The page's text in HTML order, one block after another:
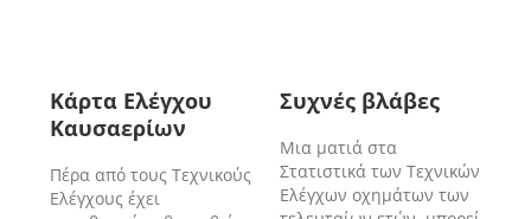
Κάρτα Ελέγχου
Καυσαερίων
Πέρα από τους Τεχνικούς
Ελέγχους έχει
Συχνές βλάβες
Μια ματιά στα
Στατιστικά των Τεχνικών
Ελέγχων οχημάτων των